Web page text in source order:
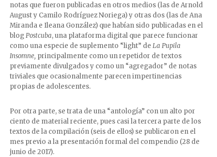
notas que fueron publicadas en otros medios (las de Arnold
August y Camilo Rodríguez Noriega) y otras dos (las de Ana
Miranda e Ileana González) que habían sido publicadas en el
blogPostcuba, una plataforma digital que parece funcionar
como una especie de suplemento “light” de La Pupila
Insomne, principalmente como un repetidor de textos
previamente divulgados y como un “agregador” de notas
triviales que ocasionalmente parecen impertinencias
propias de adolescentes.
Por otra parte, se trata de una “antología” con un alto por
ciento de material reciente, pues casi la tercera parte de los
textos de la compilación (seis de ellos) se publicaron en el
mes previo a la presentación formal del compendio (28 de
junio de 2017).